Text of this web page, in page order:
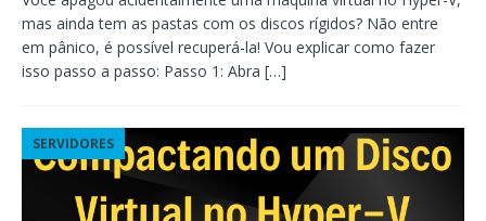
mas ainda tem as pastas com os discos rígidos? Não entre
em pânico, é possível recuperá-la! Vou explicar como fazer
isso passo a passo: Passo 1: Abra […]
SERVIDORES